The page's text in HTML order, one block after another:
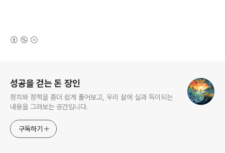
성공을 걷는 돈 장인
정치와 정책을 좀더 쉽게 풀어보고, 우리 삶에 실과 득이되는
내용을 그려보는 공간입니다.
구독하기